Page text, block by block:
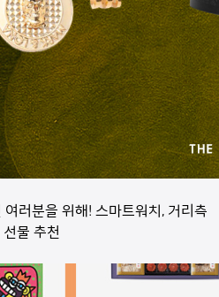
러분을 위해! 스마트워치, 거리측
물 추천